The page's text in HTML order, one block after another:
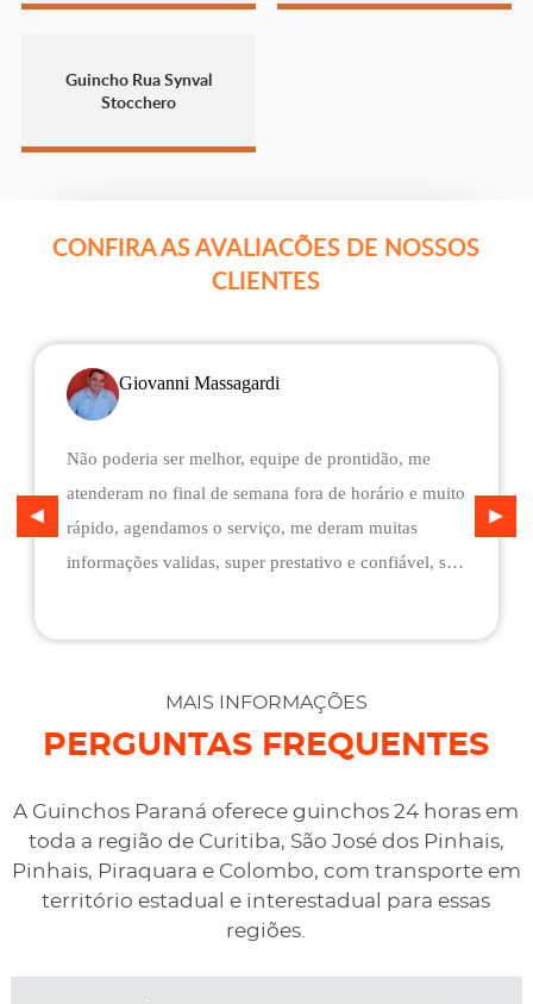
Guincho Rua Synval
Stocchero
CONFIRA AS AVALIACÕES DE NOSSOS
CLIENTES
Giovanni Massagardi
Não poderia ser melhor, equipe de prontidão, me
atenderam no final de semana fora de horário e muito
rápido, agendamos o serviço, me deram muitas
informações validas, super prestativo e confiável, são
desviaram para uma oficina mais próximo, sem
qualquer custo na maior boa vontade.
MAIS INFORMAÇÕES
PERGUNTAS FREQUENTES
A Guinchos Paraná oferece guinchos 24 horas em
toda a região de Curitiba, São José dos Pinhais,
Pinhais, Piraquara e Colombo, com transporte em
território estadual e interestadual para essas
regiões.